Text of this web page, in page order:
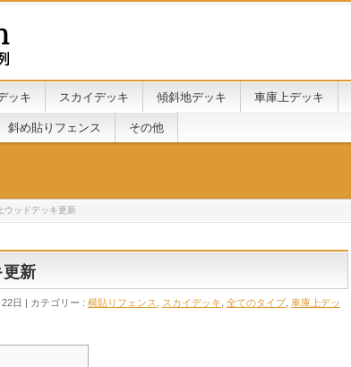
ッキ スカイデッキ 傾斜地デッキ 車庫上デッキ
斜め貼りフェンス その他
ッドデッキ更新
新
日 カテゴリー : 横貼りフェンス スカイデッキ 全てのタイプ, 車庫上デッ